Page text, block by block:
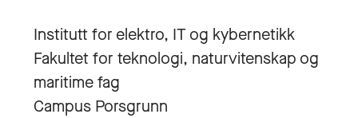
Institutt for elektro, IT og kybernetikk
Fakultet for teknologi, naturvitenskap og
maritime fag
Campus Porsgrunn